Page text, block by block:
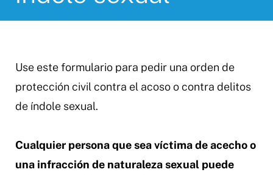
Use este formulario para pedir una orden de
protección civil contra el acoso o contra delitos
de índole sexual.
Cualquier persona que sea víctima de acecho o
una infracción de naturaleza sexual puede